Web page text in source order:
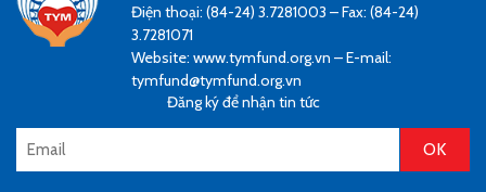
Điện thoại: (84-24) 3.7281003 – Fax: (84-24)
3.7281071
Website: www.tymfund.org.vn – E-mail:
tymfund@tymfund.org.vn
Đăng ký để nhận tin tức